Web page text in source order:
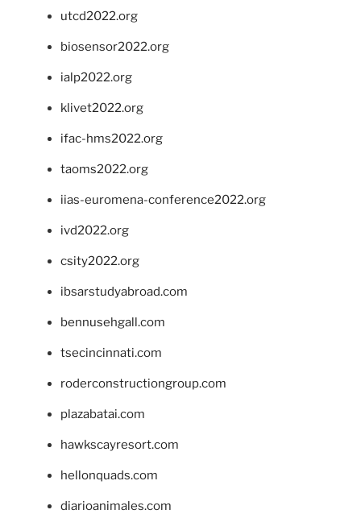
utcd2022.org
biosensor2022.org
ialp2022.org
klivet2022.org
ifac-hms2022.org
taoms2022.org
iias-euromena-conference2022.org
ivd2022.org
csity2022.org
ibsarstudyabroad.com
bennusehgall.com
tsecincinnati.com
roderconstructiongroup.com
plazabatai.com
hawkscayresort.com
hellonquads.com
diarioanimales.com